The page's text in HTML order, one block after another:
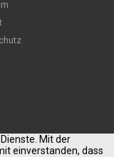
Mit der
einverstanden, dass